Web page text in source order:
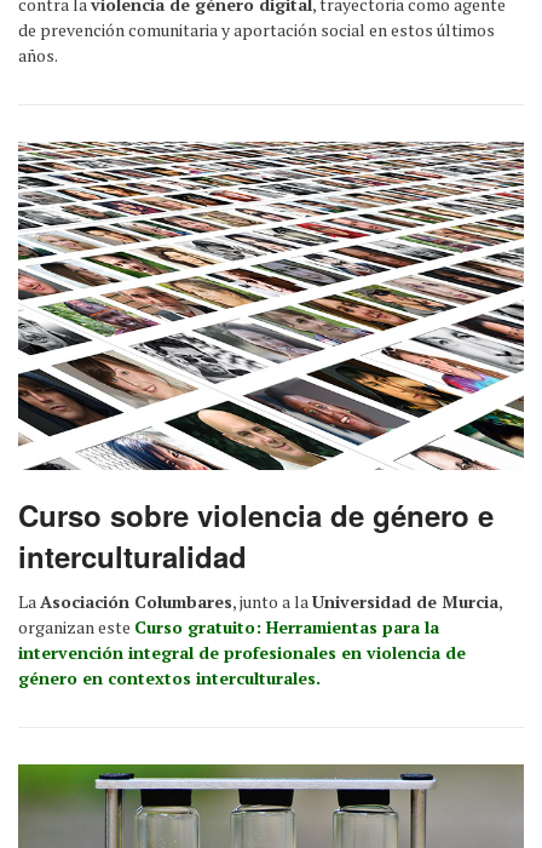
de prevención comunitaria y aportación social en estos últimos
años.
Curso sobre violencia de género e
interculturalidad
La Asociación Columbares, junto a la Universidad de Murcia,
organizan este Curso gratuito: Herramientas para la
intervención integral de profesionales en violencia de
género en contextos interculturales.